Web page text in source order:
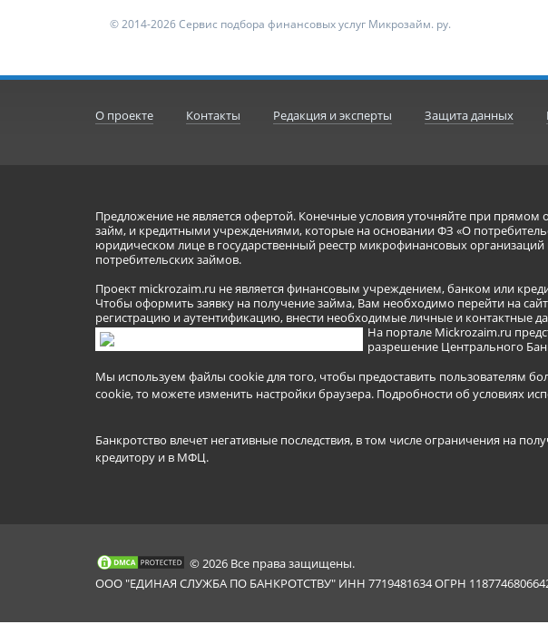
© 2014-2026 Сервис подбора финансовых услуг Микрозайм. ру.
О проекте Контакты Редакция и эксперты Защита данных
Предложение не является офертой. Конечные условия уточняйте при
займ, и кредитными учреждениями, которые на основании ФЗ «О
юридическом лице в государственный реестр микрофинансовых
потребительских займов.
Проект mickrozaim.ru не является финансовым учреждением, банком или
Чтобы оформить заявку на получение займа, Вам необходимо перейти на
регистрацию и аутентификацию, внести необходимые личные и контактные
На портале Mickrozaim.ru
разрешение Центрального
Мы используем файлы cookie для того, чтобы предоставить пользователям
cookie, то можете изменить настройки браузера. Подробности об условиях
Банкротство влечет негативные последствия, в том числе ограничения на
кредитору и в МФЦ.
© 2026 Все права защищены.
ООО "ЕДИНАЯ СЛУЖБА ПО БАНКРОТСТВУ" ИНН 7719481634 ОГРН
Mickrozaim.ru использует файлы cookie для